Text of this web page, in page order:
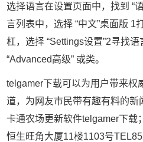
选择语言在设置页面中，找到 “
言列表中，选择 “中文”桌面版 1
杠，选择 “Settings设置”2寻找
“Advanced高级” 或类。
telgamer下载可以为用户带来权
道，为网友市民带有趣有料的新
卡通农场更新软件telgamer下载
恒生旺角大厦11楼1103号